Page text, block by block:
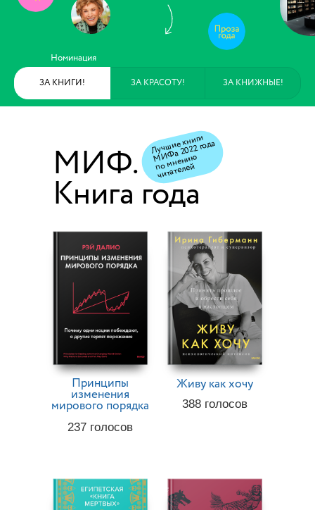
Номинация
ЗА КНИГИ! ЗА КРАСОТУ! ЗА КНИЖНЫЕ!
МИФ.
Книга года
237 голосов
Принципы
изменения
мирового порядка 388 голосов
Живу как хочу
Луч
шие книги
М
И
Фа 2022 года
по
мнени
ю
читателей